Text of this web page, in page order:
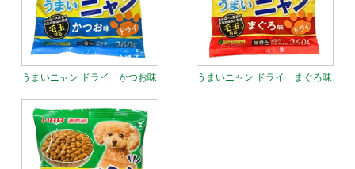
うまいニャン ドライ かつお味 うまいニャン ドライ まぐろ味